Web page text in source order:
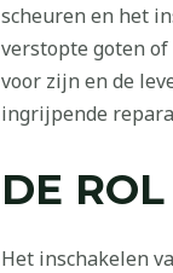
scheuren en het
verstopte goten
voor zijn en de
ingrijpende
DE
Het inschakelen